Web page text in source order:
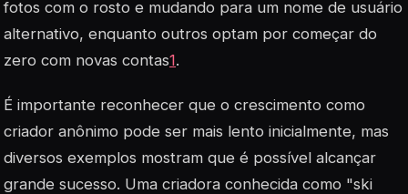
fotos com o rosto e mudando para um nome de usuário
alternativo, enquanto outros optam por começar do
zero com novas contas1.
É importante reconhecer que o crescimento como
criador anônimo pode ser mais lento inicialmente, mas
diversos exemplos mostram que é possível alcançar
grande sucesso. Uma criadora conhecida como "ski